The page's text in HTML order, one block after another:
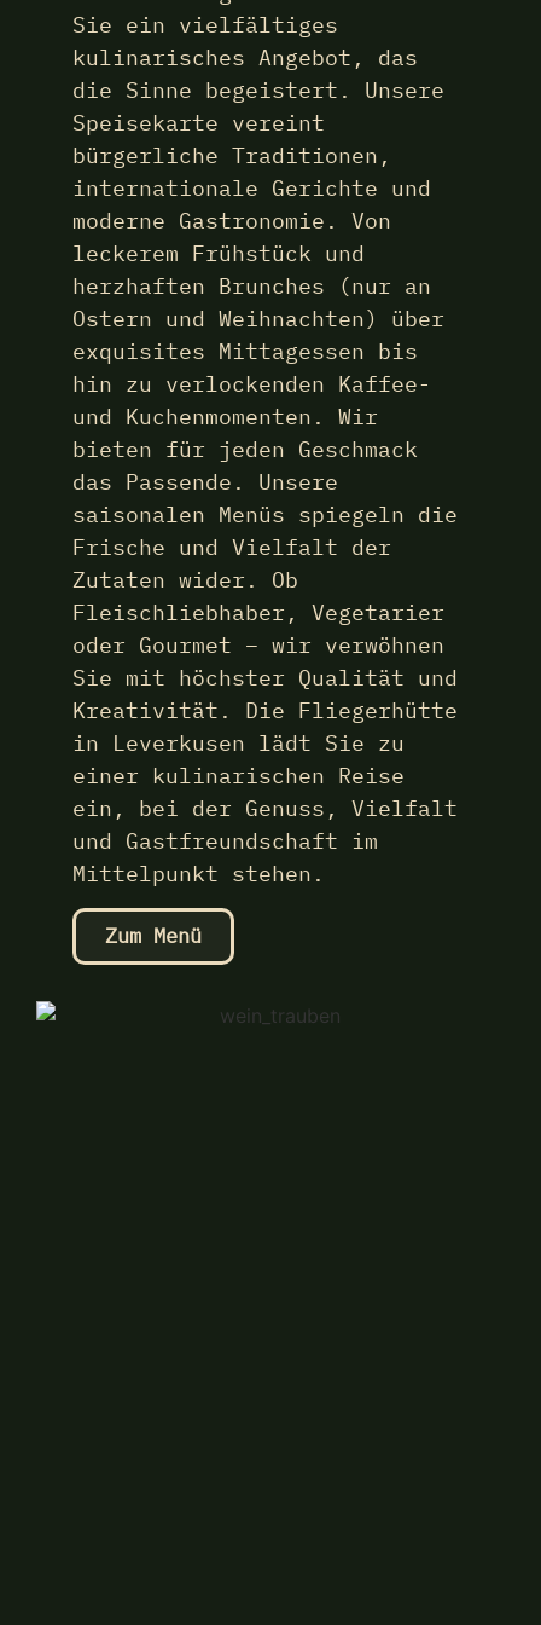
Großveranstaltungen. Von Live
Cooking bis hin zu
entspannten Afterwork Partys
– genießen Sie eine festliche
Atmosphäre, köstliches Essen
und schaffen Sie bleibende
Erinnerungen. Willkommen in
unserer Welt des Genusses und
der Feierlichkeiten!
Mehr zu den Events
Sie ein vielfältiges
kulinarisches Angebot, das
die Sinne begeistert. Unsere
Speisekarte vereint
bürgerliche Traditionen,
internationale Gerichte und
moderne Gastronomie. Von
leckerem Frühstück und
herzhaften Brunches (nur an
Ostern und Weihnachten) über
exquisites Mittagessen bis
hin zu verlockenden Kaffee-
und Kuchenmomenten. Wir
bieten für jeden Geschmack
das Passende. Unsere
saisonalen Menüs spiegeln die
Frische und Vielfalt der
Zutaten wider. Ob
Fleischliebhaber, Vegetarier
oder Gourmet – wir verwöhnen
Sie mit höchster Qualität und
Kreativität. Die Fliegerhütte
in Leverkusen lädt Sie zu
einer kulinarischen Reise
ein, bei der Genuss, Vielfalt
und Gastfreundschaft im
Mittelpunkt stehen.
Zum Menü